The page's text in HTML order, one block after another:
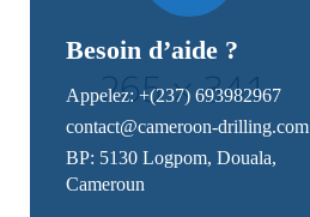
Besoin d’aide ?
Appelez: +(237) 693982967
contact@cameroon-drilling.com
BP: 5130 Logpom, Douala,
Cameroun